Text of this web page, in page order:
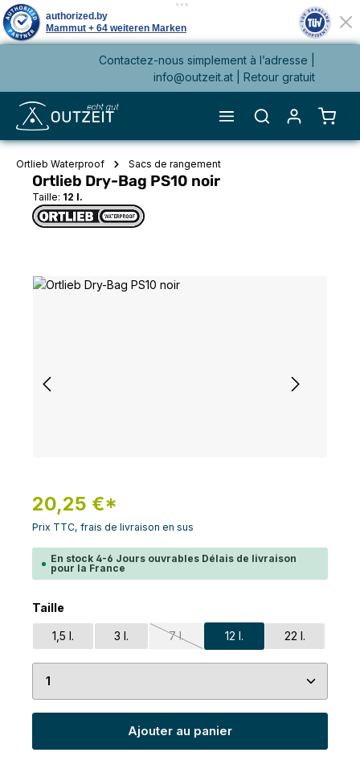
Contactez-nous simplement à l’adresse |
info@outzeit.at
| Retour gratuit
Le
Ortlieb Waterproof Sacs de rangement
Ortlieb Dry-Bag PS10 noir
Taille: 12 l.
Ignorer la galerie d'images
20,25 €*
Prix TTC, frais de livraison en sus
En stock 4-6 Jours ouvrables Délais de livraison
pour la France
Sélectionnez
Taille
1,5 l. 3 l. 7 l.
(Cette option n'est pas disponible
12 l. 22 l.
Quantité de produit : Entrez la quantité
Ajouter au panier